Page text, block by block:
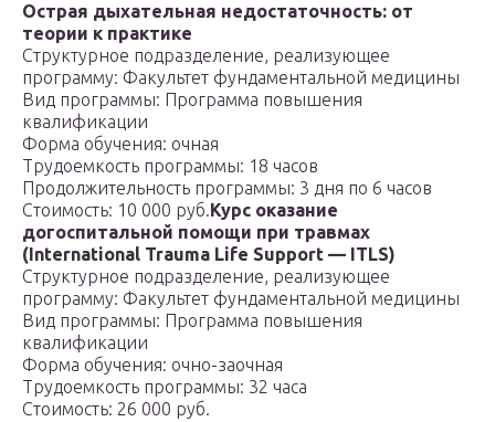
Острая дыхательная недостаточность: от
теории к практике
Структурное подразделение, реализующее
программу: Факультет фундаментальной медицины
Вид программы: Программа повышения
квалификации
Форма обучения: очная
Трудоемкость программы: 18 часов
Продолжительность программы: 3 дня по 6 часов
Стоимость: 10 000 руб.Курс оказание
догоспитальной помощи при травмах
(International Trauma Life Support — ITLS)
Структурное подразделение, реализующее
программу: Факультет фундаментальной медицины
Вид программы: Программа повышения
квалификации
Форма обучения: очно-заочная
Трудоемкость программы: 32 часа
Стоимость: 26 000 руб.